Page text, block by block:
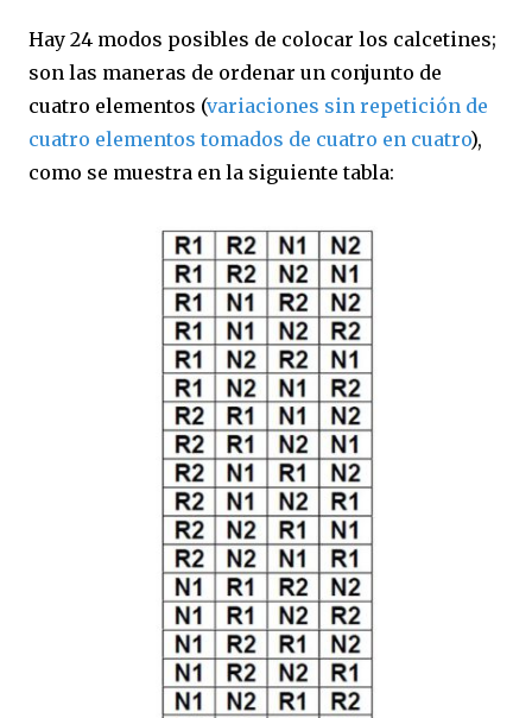
Hay 24 modos posibles de colocar los calcetines;
son las maneras de ordenar un conjunto de
cuatro elementos (variaciones sin repetición de
cuatro elementos tomados de cuatro en cuatro),
como se muestra en la siguiente tabla: